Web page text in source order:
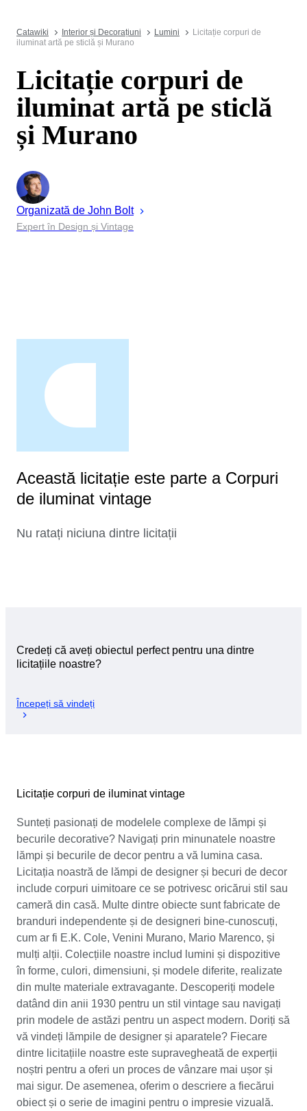
Catawiki Interior și Decorațiuni Lumini
Licitație corpuri de
iluminat artă pe sticlă și Murano
Licitație corpuri de
iluminat artă pe sticlă
și Murano
Organizată de John Bolt
Expert în Design și Vintage
Această licitație este parte a Corpuri
de iluminat vintage
Nu ratați niciuna dintre licitații
Credeți că aveți obiectul perfect pentru una dintre
licitațiile noastre?
Începeți să vindeți
Licitație corpuri de iluminat vintage
Sunteți pasionați de modelele complexe de lămpi și
becurile decorative? Navigați prin minunatele noastre
lămpi și becurile de decor pentru a vă lumina casa.
Licitația noastră de lămpi de designer și becuri de decor
include corpuri uimitoare ce se potrivesc oricărui stil sau
cameră din casă. Multe dintre obiecte sunt fabricate de
branduri independente și de designeri bine-cunoscuți,
cum ar fi E.K. Cole, Venini Murano, Mario Marenco, și
mulți alții. Colecțiile noastre includ lumini și dispozitive
în forme, culori, dimensiuni, și modele diferite, realizate
din multe materiale extravagante. Descoperiți modele
datând din anii 1930 pentru un stil vintage sau navigați
prin modele de astăzi pentru un aspect modern. Doriți să
vă vindeți lămpile de designer și aparatele? Fiecare
dintre licitațiile noastre este supravegheată de experții
noștri pentru a oferi un proces de vânzare mai ușor și
mai sigur. De asemenea, oferim o descriere a fiecărui
obiect și o serie de imagini pentru o impresie vizuală.